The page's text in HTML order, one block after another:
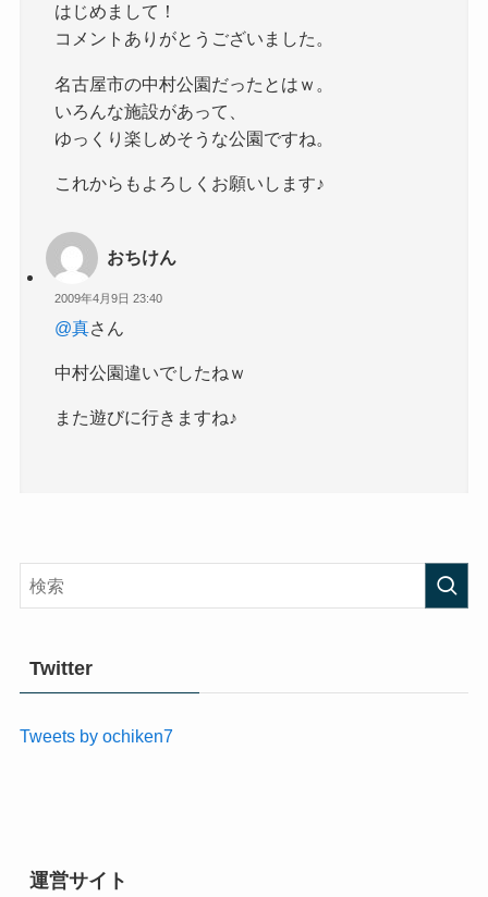
はじめまして！
コメントありがとうございました。
名古屋市の中村公園だったとはｗ。
いろんな施設があって、
ゆっくり楽しめそうな公園ですね。
これからもよろしくお願いします♪
おちけん
2009年4月9日 23:40
@真さん
中村公園違いでしたねｗ
また遊びに行きますね♪
Twitter
Tweets by ochiken7
運営サイト